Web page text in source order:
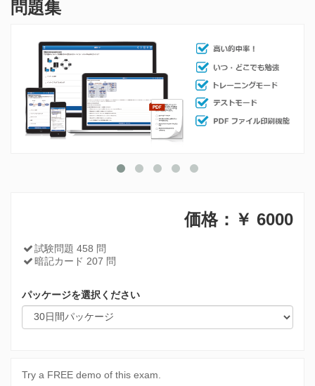
問題集
価格：￥ 6000
試験問題 458 問
暗記カード 207 問
パッケージを選択ください
Try a FREE demo of this exam.